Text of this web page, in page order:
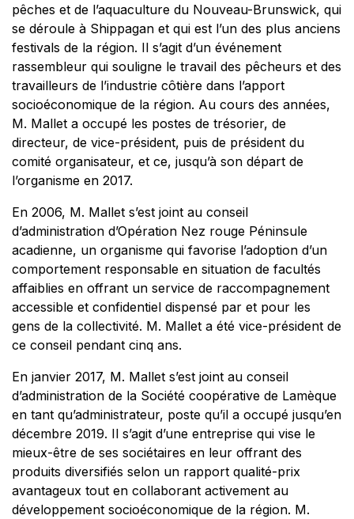
pêches et de l’aquaculture du Nouveau-Brunswick, qui
se déroule à Shippagan et qui est l’un des plus anciens
festivals de la région. Il s’agit d’un événement
rassembleur qui souligne le travail des pêcheurs et des
travailleurs de l’industrie côtière dans l’apport
socioéconomique de la région. Au cours des années,
M. Mallet a occupé les postes de trésorier, de
directeur, de vice-président, puis de président du
comité organisateur, et ce, jusqu’à son départ de
l’organisme en 2017.
En 2006, M. Mallet s’est joint au conseil
d’administration d’Opération Nez rouge Péninsule
acadienne, un organisme qui favorise l’adoption d’un
comportement responsable en situation de facultés
affaiblies en offrant un service de raccompagnement
accessible et confidentiel dispensé par et pour les
gens de la collectivité. M. Mallet a été vice-président de
ce conseil pendant cinq ans.
En janvier 2017, M. Mallet s’est joint au conseil
d’administration de la Société coopérative de Lamèque
en tant qu’administrateur, poste qu’il a occupé jusqu’en
décembre 2019. Il s’agit d’une entreprise qui vise le
mieux-être de ses sociétaires en leur offrant des
produits diversifiés selon un rapport qualité-prix
avantageux tout en collaborant activement au
développement socioéconomique de la région. M.